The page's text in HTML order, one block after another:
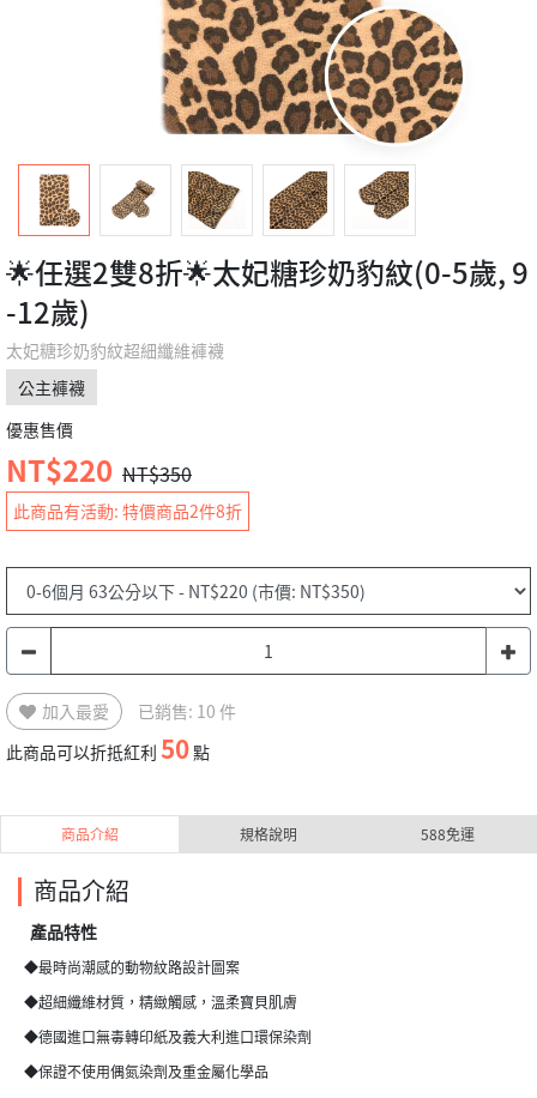
🌟任選2雙8折🌟太妃糖珍奶豹紋(0-5歲, 9
-12歲)
太妃糖珍奶豹紋超細纖維褲襪
公主褲襪
優惠售價
NT$220 NT$350
此商品有活動: 特價商品2件8折
加入最愛
已銷售: 10 件
此商品可以折抵紅利 50點
商品介紹 規格說明 588免運
商品介紹
產品特性
◆最時尚潮感的動物紋路設計圖案
◆超細纖維材質，精緻觸感，溫柔寶貝肌膚
◆德國進口無毒轉印紙及義大利進口環保染劑
◆保證不使用偶氮染劑及重金屬化學品